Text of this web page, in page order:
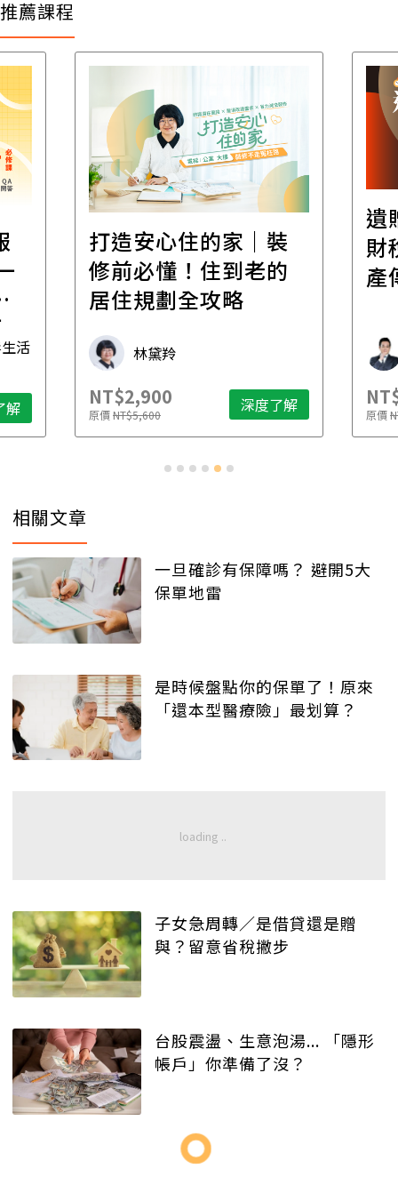
推薦課程
活
解
打造安心住的家｜裝
修前必懂！住到老的
居住規劃全攻略
林黛羚
NT$2,900
原價NT$5,600 深度了解
遺
財
產
原價
相關文章
一旦確診有保障嗎？ 避開5大
保單地雷
是時候盤點你的保單了！原來
「還本型醫療險」最划算？
子女急周轉／是借貸還是贈
與？留意省稅撇步
台股震盪、生意泡湯... 「隱形
帳戶」你準備了沒？